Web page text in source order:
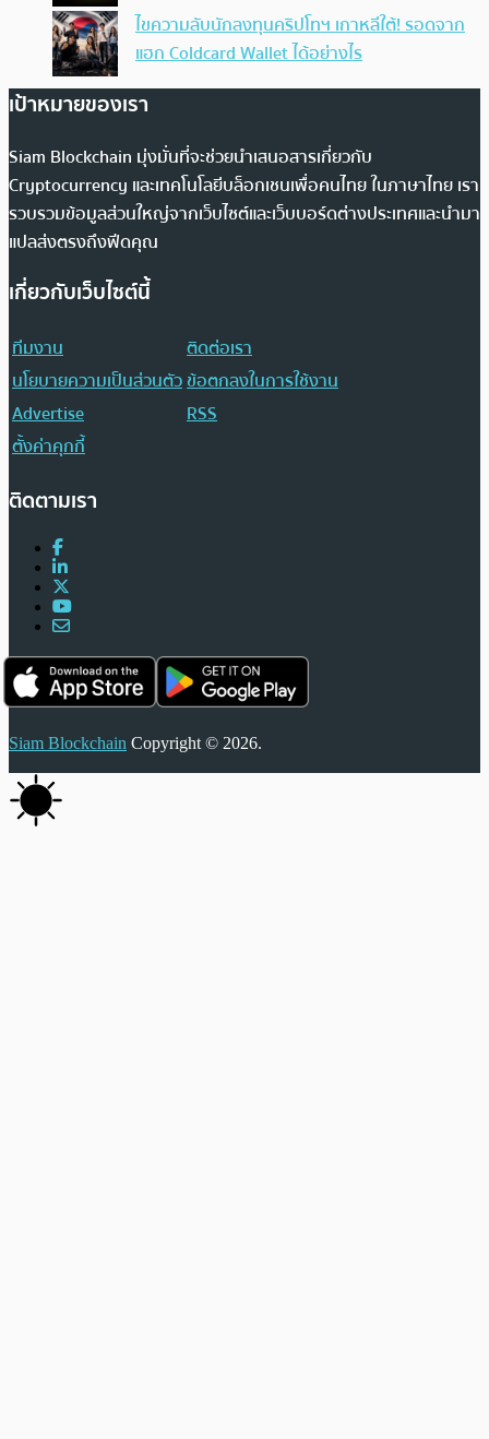
ไขความลับนักลงทุนคริปโทฯ เกาหลีใต้! รอดจาก
แฮก Coldcard Wallet ได้อย่างไร
เป้าหมายของเรา
Siam Blockchain มุ่งมั่นที่จะช่วยนำเสนอสารเกี่ยวกับ
Cryptocurrency และเทคโนโลยีบล็อกเชนเพื่อคนไทย ในภาษาไทย เรา
รวบรวมข้อมูลส่วนใหญ่จากเว็บไซต์และเว็บบอร์ดต่างประเทศและนำมา
แปลส่งตรงถึงฟีดคุณ
เกี่ยวกับเว็บไซต์นี้
ทีมงาน
ติดต่อเรา
นโยบายความเป็นส่วนตัวข้อตกลงในการใช้งาน
Advertise
RSS
ตั้งค่าคุกกี้
ติดตามเรา
Siam Blockchain Copyright © 2026.